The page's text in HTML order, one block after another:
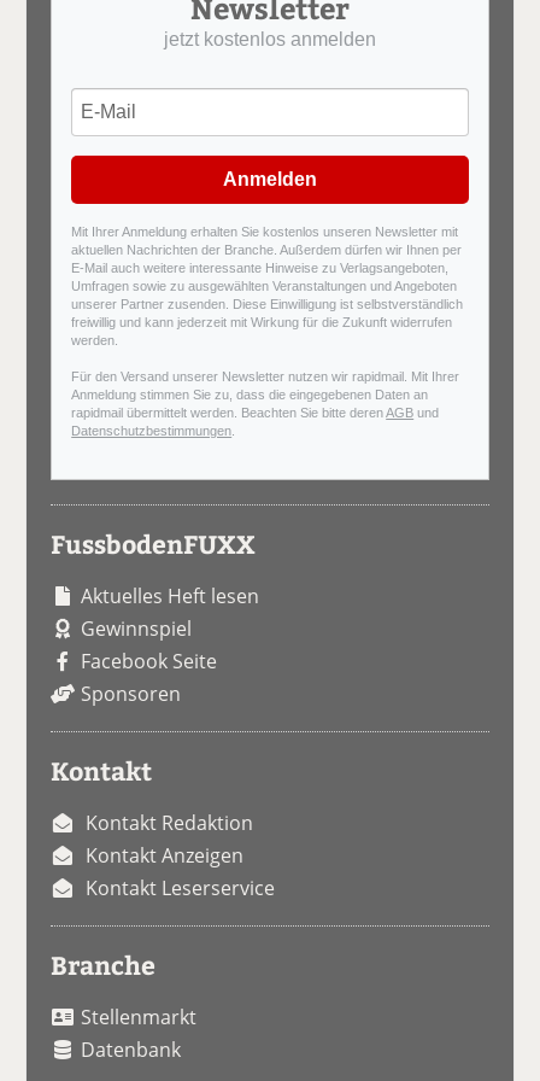
jetzt kostenlos anmelden
Anmelden
Mit Ihrer Anmeldung erhalten Sie kostenlos unseren Newsletter mit
aktuellen Nachrichten der Branche. Außerdem dürfen wir Ihnen per
E-Mail auch weitere interessante Hinweise zu Verlagsangeboten,
Umfragen sowie zu ausgewählten Veranstaltungen und Angeboten
unserer Partner zusenden. Diese Einwilligung ist selbstverständlich
freiwillig und kann jederzeit mit Wirkung für die Zukunft widerrufen
werden.
Für den Versand unserer Newsletter nutzen wir rapidmail. Mit Ihrer
Anmeldung stimmen Sie zu, dass die eingegebenen Daten an
rapidmail übermittelt werden. Beachten Sie bitte derenAGB und
Datenschutzbestimmungen
FussbodenFUXX
Aktuelles Heft lesen
Gewinnspiel
Facebook Seite
Sponsoren
Kontakt
Kontakt Redaktion
Kontakt Anzeigen
Kontakt Leserservice
Branche
Stellenmarkt
Datenbank